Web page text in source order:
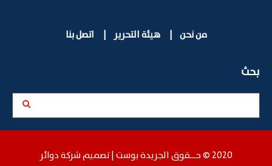
من نحن | هيئة التحرير | اتصل بنا
بحث
2020 © حـــقوق الجريدة بوست | تصميم شركة دوائر